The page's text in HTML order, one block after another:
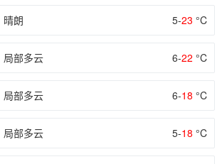
晴朗 5-23 °C
局部多云 6-22 °C
局部多云 6-18 °C
局部多云 5-18 °C